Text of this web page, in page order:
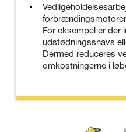
For eksempel er der
udstødningssnavs
Dermed reduceres
omkostningerne i